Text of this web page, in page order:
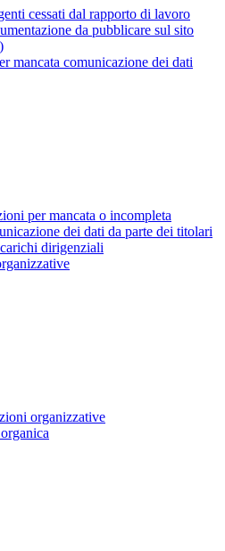
cessati dal rapporto di lavoro
da pubblicare sul sito
mancata comunicazione dei dati
per mancata o incompleta
dei dati da parte dei titolari
dirigenziali
organizzative